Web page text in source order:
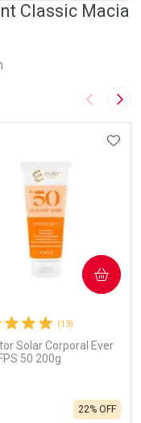
Classic Macia
Imagem
AOS FAVORITOS
(13)
Solar Corporal Ever
50 200g
22% OFF
COMPRAR